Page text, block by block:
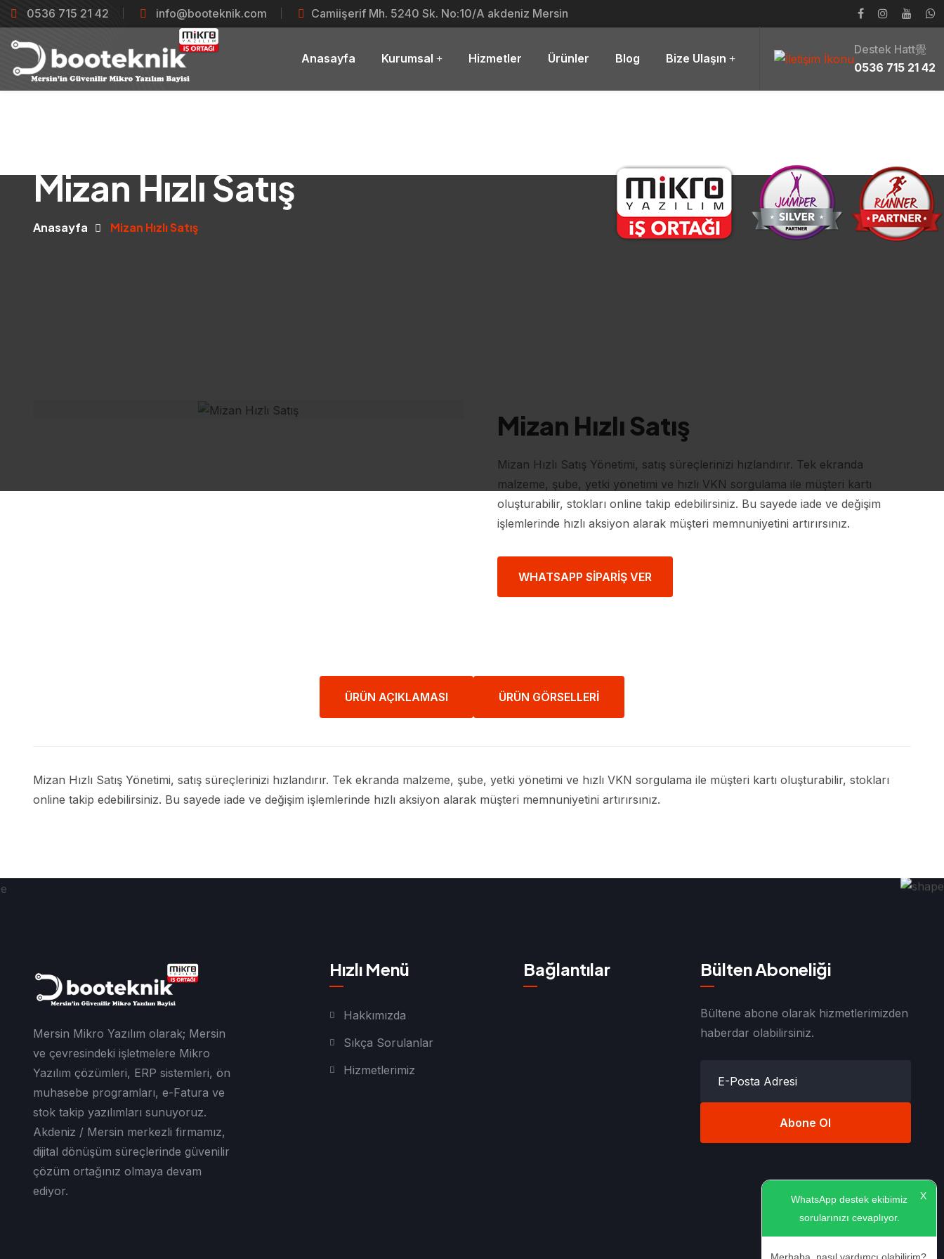
0536 715 21 42 info@booteknik.com Camiişerif Mh. 5240 Sk. No:10/A akdeniz Mersin
Anasayfa Kurumsal Hizmetler Ürünler Blog Bize Ulaşın
Destek Hatt覺
0536 715 21 42
Mizan Hızlı Satış
Anasayfa Mizan Hızlı Satış
Mizan Hızlı Satış
Mizan Hızlı Satış Yönetimi, satış süreçlerinizi hızlandırır. Tek ekranda
malzeme, şube, yetki yönetimi ve hızlı VKN sorgulama ile müşteri kartı
oluşturabilir, stokları online takip edebilirsiniz. Bu sayede iade ve değişim
işlemlerinde hızlı aksiyon alarak müşteri memnuniyetini artırırsınız.
WHATSAPP SIPARIŞ VER
ÜRÜN AÇIKLAMASI ÜRÜN GÖRSELLERI
Mizan Hızlı Satış Yönetimi, satış süreçlerinizi hızlandırır. Tek ekranda malzeme, şube, yetki yönetimi ve hızlı VKN sorgulama ile müşteri kartı oluşturabilir, stokları
online takip edebilirsiniz. Bu sayede iade ve değişim işlemlerinde hızlı aksiyon alarak müşteri memnuniyetini artırırsınız.
X
WhatsApp destek ekibimiz
sorularınızı cevaplıyor.
Mersin Mikro Yazılım olarak; Mersin
ve çevresindeki işletmelere Mikro
Yazılım çözümleri, ERP sistemleri, ön
muhasebe programları, e-Fatura ve
stok takip yazılımları sunuyoruz.
Akdeniz / Mersin merkezli firmamız,
dijital dönüşüm süreçlerinde güvenilir
çözüm ortağınız olmaya devam
ediyor.
Hızlı Menü
Hakkımızda
Sıkça Sorulanlar
Hizmetlerimiz
Bağlantılar Bülten Aboneliği
Bültene abone olarak hizmetlerimizden
haberdar olabilirsiniz.
Abone Ol